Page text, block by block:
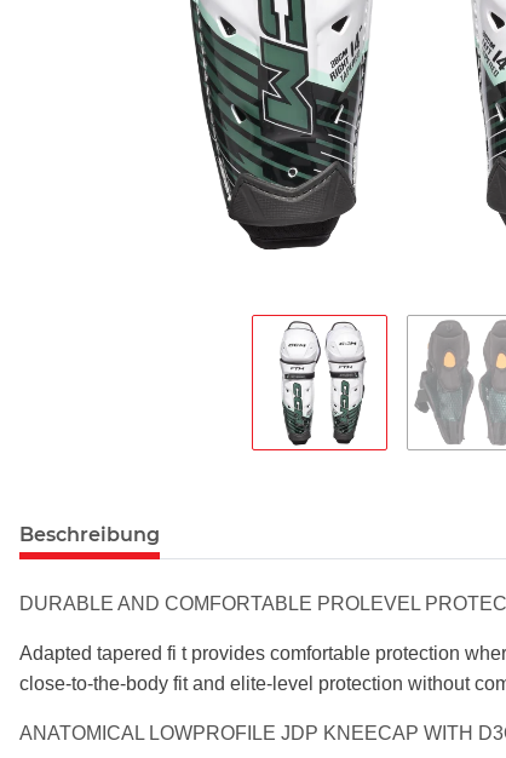
Beschreibung
DURABLE AND COMFORTABLE PROLEVEL
Adapted tapered fi t provides comfortable protection
close-to-the-body fit and elite-level protection without
ANATOMICAL LOWPROFILE JDP KNEECAP WITH